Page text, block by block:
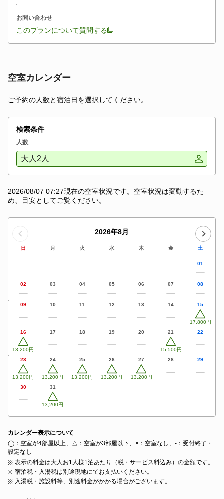
お問い合わせ
このプランについて質問する
空室カレンダー
ご予約の人数と宿泊日を選択してください。
検索条件
人数
大人2人
2026/08/07 07:27現在の空室状況です。空室状況は変動するた
め、目安としてご覧ください。
2026年8月
日 月 火 水 木 金 土
01
02 03 04 05 06 07 08
09 10 11 12 13 14 15
17,800円
16
13,200円
17 18 19 20 21
15,500円
22
23
13,200円
24
13,200円
25
13,200円
26
13,200円
27
13,200円
28 29
30 31
13,200円
カレンダー表示について
◯：空室が4部屋以上、△：空室が3部屋以下、×：空室なし、‐：受付終了・
設定なし
表示の料金は大人お1人様1泊あたり（税・サービス料込み）の金額です。
宿泊税・入湯税は別途現地にてお支払いください。
入湯税・施設料等、別途料金がかかる場合がございます。